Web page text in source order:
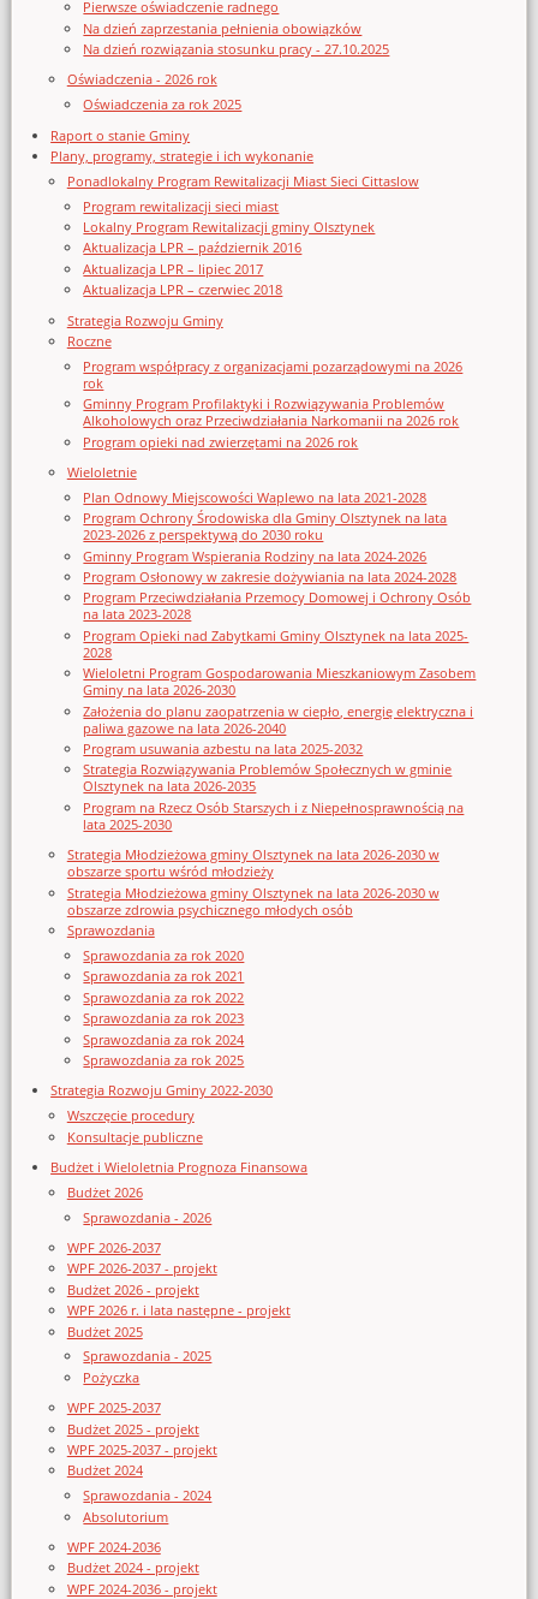
Pierwsze oświadczenie radnego
Na dzień zaprzestania pełnienia obowiązków
Na dzień rozwiązania stosunku pracy - 27.10.2025
Oświadczenia - 2026 rok
Oświadczenia za rok 2025
Raport o stanie Gminy
Plany, programy, strategie i ich wykonanie
Ponadlokalny Program Rewitalizacji Miast Sieci Cittaslow
Program rewitalizacji sieci miast
Lokalny Program Rewitalizacji gminy Olsztynek
Aktualizacja LPR – październik 2016
Aktualizacja LPR – lipiec 2017
Aktualizacja LPR – czerwiec 2018
Strategia Rozwoju Gminy
Roczne
Program współpracy z organizacjami pozarządowymi na 2026
rok
Gminny Program Profilaktyki i Rozwiązywania Problemów
Alkoholowych oraz Przeciwdziałania Narkomanii na 2026 rok
Program opieki nad zwierzętami na 2026 rok
Wieloletnie
Plan Odnowy Miejscowości Waplewo na lata 2021-2028
Program Ochrony Środowiska dla Gminy Olsztynek na lata
2023-2026 z perspektywą do 2030 roku
Gminny Program Wspierania Rodziny na lata 2024-2026
Program Osłonowy w zakresie dożywiania na lata 2024-2028
Program Przeciwdziałania Przemocy Domowej i Ochrony Osób
na lata 2023-2028
Program Opieki nad Zabytkami Gminy Olsztynek na lata 2025-
2028
Wieloletni Program Gospodarowania Mieszkaniowym Zasobem
Gminy na lata 2026-2030
Założenia do planu zaopatrzenia w ciepło, energię elektryczna i
paliwa gazowe na lata 2026-2040
Program usuwania azbestu na lata 2025-2032
Strategia Rozwiązywania Problemów Społecznych w gminie
Olsztynek na lata 2026-2035
Program na Rzecz Osób Starszych i z Niepełnosprawnością na
lata 2025-2030
Strategia Młodzieżowa gminy Olsztynek na lata 2026-2030 w
obszarze sportu wśród młodzieży
Strategia Młodzieżowa gminy Olsztynek na lata 2026-2030 w
obszarze zdrowia psychicznego młodych osób
Sprawozdania
Sprawozdania za rok 2020
Sprawozdania za rok 2021
Sprawozdania za rok 2022
Sprawozdania za rok 2023
Sprawozdania za rok 2024
Sprawozdania za rok 2025
Strategia Rozwoju Gminy 2022-2030
Wszczęcie procedury
Konsultacje publiczne
Budżet i Wieloletnia Prognoza Finansowa
Budżet 2026
Sprawozdania - 2026
WPF 2026-2037
WPF 2026-2037 - projekt
Budżet 2026 - projekt
WPF 2026 r. i lata następne - projekt
Budżet 2025
Sprawozdania - 2025
Pożyczka
WPF 2025-2037
Budżet 2025 - projekt
WPF 2025-2037 - projekt
Budżet 2024
Sprawozdania - 2024
Absolutorium
WPF 2024-2036
Budżet 2024 - projekt
WPF 2024-2036 - projekt